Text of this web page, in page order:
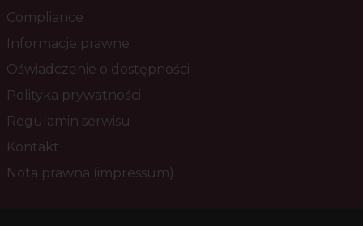
Compliance
Informacje prawne
Oświadczenie o dostępności
Polityka prywatności
Regulamin serwisu
Kontakt
Nota prawna (impressum)